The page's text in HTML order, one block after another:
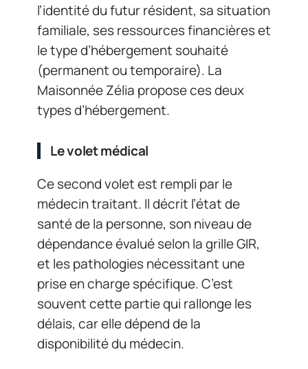
l’identité du futur résident, sa situation
familiale, ses ressources financières et
le type d’hébergement souhaité
(permanent ou temporaire). La
Maisonnée Zélia propose ces deux
types d’hébergement.
Le volet médical
Ce second volet est rempli par le
médecin traitant. Il décrit l’état de
santé de la personne, son niveau de
dépendance évalué selon la grille GIR,
et les pathologies nécessitant une
prise en charge spécifique. C’est
souvent cette partie qui rallonge les
délais, car elle dépend de la
disponibilité du médecin.